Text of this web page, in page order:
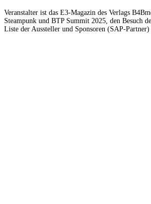
Veranstalter ist das E3-Magazin des Verlags
Steampunk und BTP Summit 2025, den Besuch
Liste der Aussteller und Sponsoren (SAP-